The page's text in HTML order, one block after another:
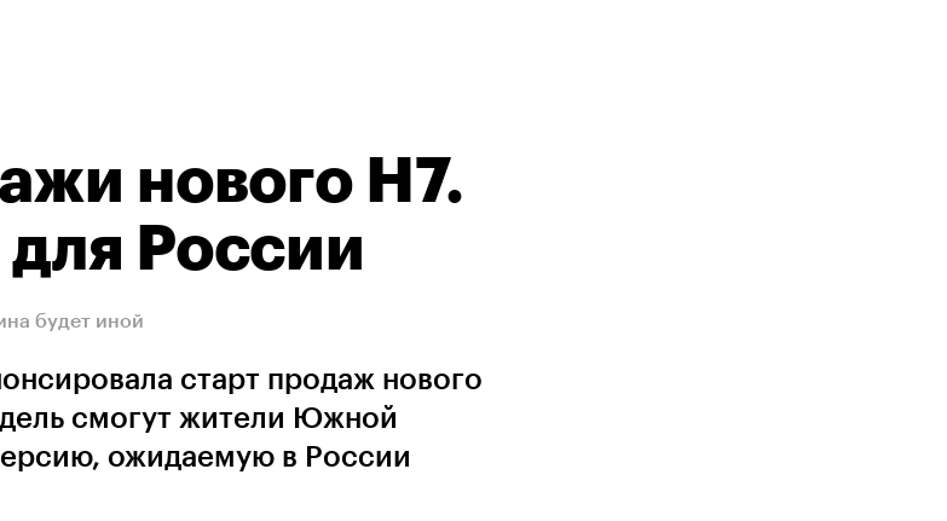
нового H7.
России
будет иной
старт продаж нового
смогут жители Южной
ожидаемую в России